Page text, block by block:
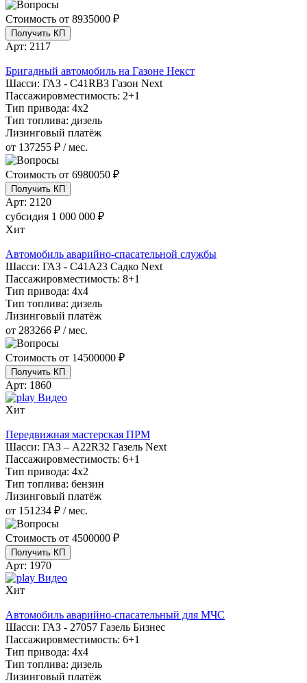
Стоимость от 8935000 ₽
Получить КП
Арт: 2117
Бригадный автомобиль на Газоне Некст
Шасси: ГАЗ - С41RB3 Газон Next
Пассажировместимость: 2+1
Тип привода: 4х2
Тип топлива: дизель
Лизинговый платёж
от 137255 ₽ / мес.
Стоимость от 6980050 ₽
Получить КП
Арт: 2120
субсидия 1 000 000 ₽
Хит
Автомобиль аварийно-спасательной службы
Шасси: ГАЗ - С41А23 Садко Next
Пассажировместимость: 8+1
Тип привода: 4х4
Тип топлива: дизель
Лизинговый платёж
от 283266 ₽ / мес.
Стоимость от 14500000 ₽
Получить КП
Арт: 1860
Видео
Хит
Передвижная мастерская ПРМ
Шасси: ГАЗ – A22R32 Газель Next
Пассажировместимость: 6+1
Тип привода: 4х2
Тип топлива: бензин
Лизинговый платёж
от 151234 ₽ / мес.
Стоимость от 4500000 ₽
Получить КП
Арт: 1970
Видео
Хит
Автомобиль аварийно-спасательный для МЧС
Шасси: ГАЗ - 27057 Газель Бизнес
Пассажировместимость: 6+1
Тип привода: 4х4
Тип топлива: дизель
Лизинговый платёж